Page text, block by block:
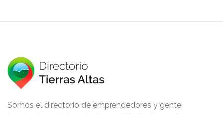
Somos el directorio de emprendedores y gente